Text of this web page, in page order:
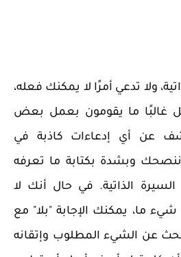
ولا تدعي أمرًا لا يمكنك فعله،
غالبًا ما يقومون بعمل بعض
عن أي إدعاءات كاذبة في
ننصحك وبشدة بكتابة ما تعرفه
الذاتية. في حال أنك لا
ما، يمكنك الإجابة "بلا" مع
عن الشيء المطلوب وإتقانه